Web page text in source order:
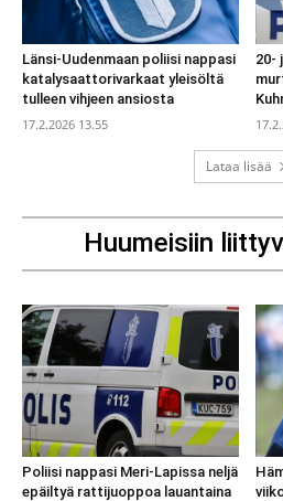
Länsi-Uudenmaan poliisi nappasi
katalysaattorivarkaat yleisöltä
tulleen vihjeen ansiosta
17.2.2026 13.55
20-
Lataa lisää
Huumeisiin
Poliisi nappasi Meri-Lapissa neljä
epäiltyä rattijuoppoa lauantaina